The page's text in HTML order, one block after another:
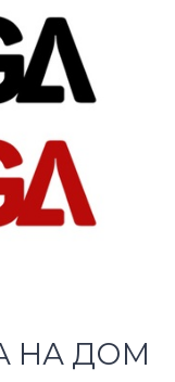
НА ДОМ